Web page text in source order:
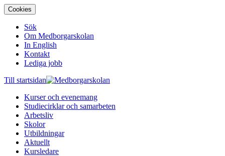
Cookies
Sök
Om Medborgarskolan
In English
Kontakt
Lediga jobb
Till startsidan
Kurser och evenemang
Studiecirklar och samarbeten
Arbetsliv
Skolor
Utbildningar
Aktuellt
Kursledare